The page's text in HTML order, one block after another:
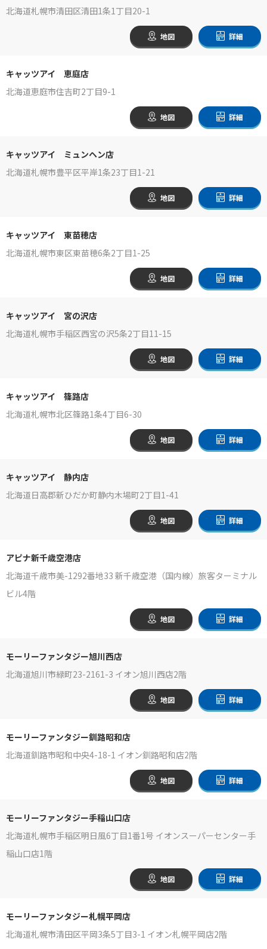
北海道札幌市清田区清田1条1丁目20-1
地図 詳細
キャッツアイ 恵庭店
北海道恵庭市住吉町2丁目9-1
地図 詳細
キャッツアイ ミュンヘン店
北海道札幌市豊平区平岸1条23丁目1-21
地図 詳細
キャッツアイ 東苗穂店
北海道札幌市東区東苗穂6条2丁目1-25
地図 詳細
キャッツアイ 宮の沢店
北海道札幌市手稲区西宮の沢5条2丁目11-15
地図 詳細
キャッツアイ 篠路店
北海道札幌市北区篠路1条4丁目6-30
地図 詳細
キャッツアイ 静内店
北海道日高郡新ひだか町静内木場町2丁目1-41
地図 詳細
アピナ新千歳空港店
北海道千歳市美-1292番地33 新千歳空港（国内線）旅客ターミナル
ビル4階
地図 詳細
モーリーファンタジー旭川西店
北海道旭川市緑町23-2161-3 イオン旭川西店2階
地図 詳細
モーリーファンタジー釧路昭和店
北海道釧路市昭和中央4-18-1 イオン釧路昭和店2階
地図 詳細
モーリーファンタジー手稲山口店
北海道札幌市手稲区明日風6丁目1番1号 イオンスーパーセンター手
稲山口店1階
地図 詳細
モーリーファンタジー札幌平岡店
北海道札幌市清田区平岡3条5丁目3-1 イオン札幌平岡店2階